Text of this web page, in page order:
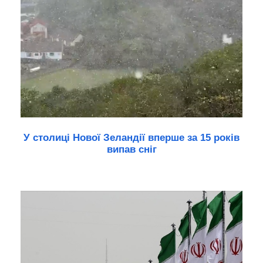
У столиці Нової Зеландії вперше за 15 років
випав сніг